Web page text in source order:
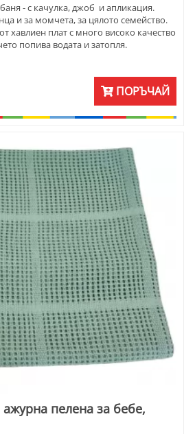
- с качулка, джоб и апликация.
и за момчета, за цялото семейство.
хавлиен плат с много високо качество
попива водата и затопля.
ПОРЪЧАЙ
пелена за бебе,